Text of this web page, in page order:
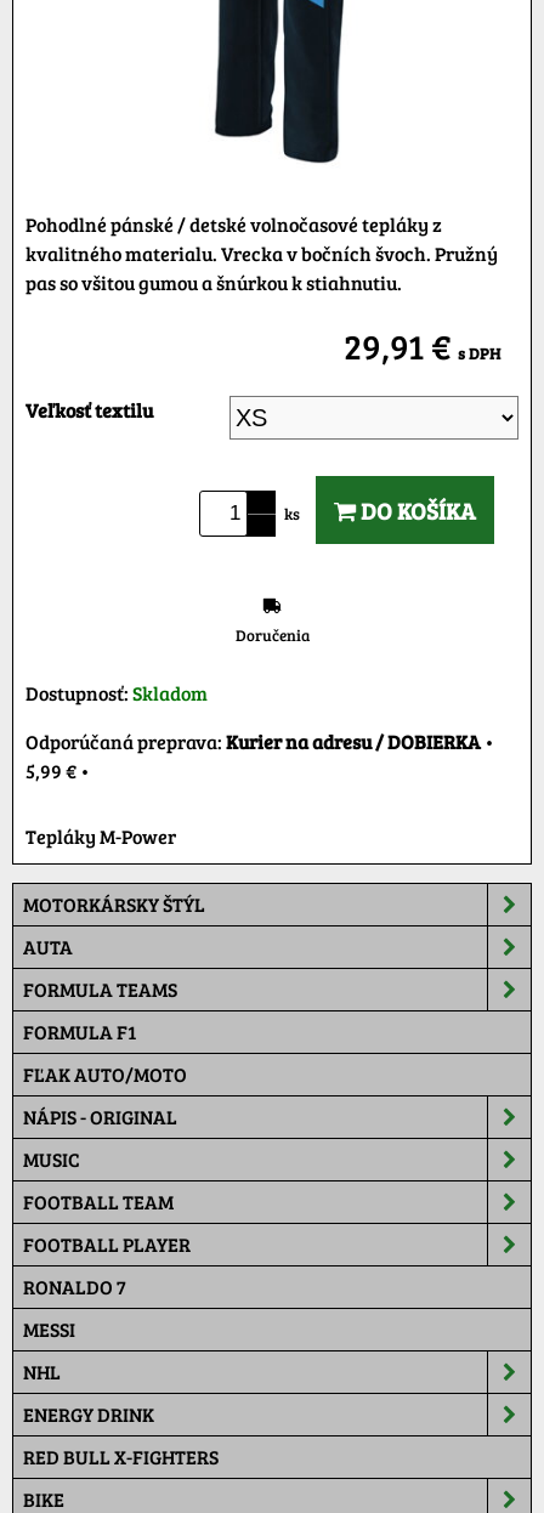
Pohodlné pánské / detské volnočasové tepláky z
kvalitného materialu. Vrecka v bočních švoch. Pružný
pas so všitou gumou a šnúrkou k stiahnutiu.
29,91 € s DPH
Veľkosť textilu
ks DO KOŠÍKA
Doručenia
Dostupnosť:Skladom
Kurier na adresu / DOBIERKA•
5,99 € •
Tepláky M-Power
MOTORKÁRSKY ŠTÝL
AUTA
FORMULA TEAMS
FORMULA F1
FĽAK AUTO/MOTO
NÁPIS - ORIGINAL
MUSIC
FOOTBALL TEAM
FOOTBALL PLAYER
RONALDO 7
MESSI
NHL
ENERGY DRINK
RED BULL X-FIGHTERS
BIKE